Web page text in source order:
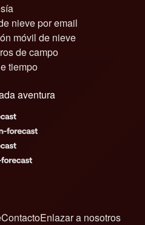
nieve por email
móvil de nieve
de campo
tiempo
aventura
ContactoEnlazar a nosotros